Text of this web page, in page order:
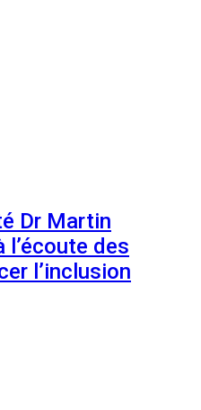
Dr Martin
l’écoute des
l’inclusion